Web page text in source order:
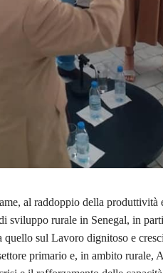
al raddoppio della produttività
sviluppo rurale in Senegal, in
sul Lavoro dignitoso e
primario e, in ambito rurale,